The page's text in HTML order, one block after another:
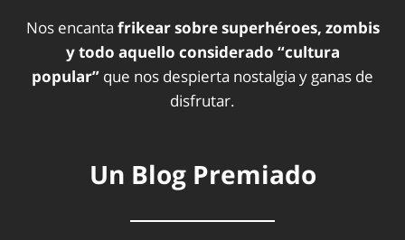
Nos encanta frikear sobre superhéroes, zombis
y todo aquello considerado “cultura
popular” que nos despierta nostalgia y ganas de
disfrutar.
Un Blog Premiado